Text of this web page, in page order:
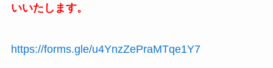
いいたします。
https://forms.gle/u4YnzZePraMTqe1Y7